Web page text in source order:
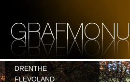
DRENTHE
FLEVOLAND